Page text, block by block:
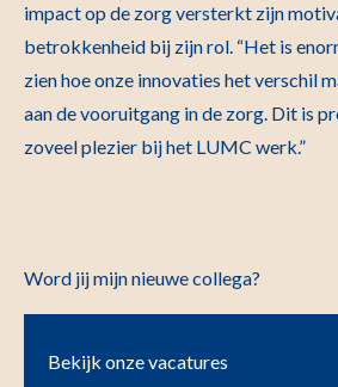
impact op de zorg versterkt zijn
betrokkenheid bij zijn rol. “Het is
zien hoe onze innovaties het verschil
aan de vooruitgang in de zorg. Dit is
zoveel plezier bij het LUMC werk.”
Word jij mijn nieuwe collega?
Bekijk onze vacatures